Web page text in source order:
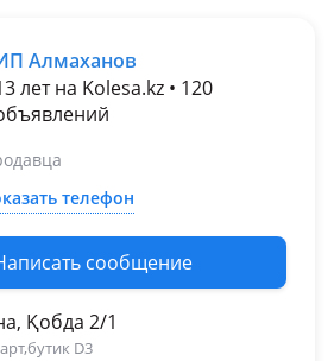
Алмаханов
лет на Kolesa.kz • 120
телефон
сообщение
Қобда 2/1
D3